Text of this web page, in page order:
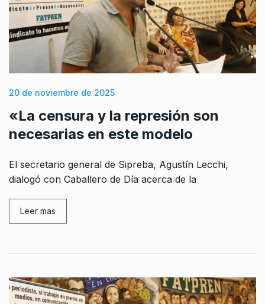
20 de noviembre de 2025
«La censura y la represión son
necesarias en este modelo
El secretario general de Sipreba, Agustín Lecchi,
dialogó con Caballero de Día acerca de la
Leer mas